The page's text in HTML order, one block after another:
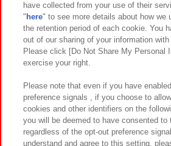
関連会社 サステナビリティ
プライバシーポリシー ウェブアクセシ
お取引先さまとともに
カスタマーハラスメント対応方針 よくあ
have collected from your use of their
" here" to see more details about how we
the retention period of each cookie. You
out of our sharing of your information with
Please click [Do Not Share My Personal
exercise your right.
Please note that even if you have
preference signals , if you choose to
cookies and other identifiers on the
you will be deemed to have consented to
regardless of the opt-out preference
understand and agree to this setting,